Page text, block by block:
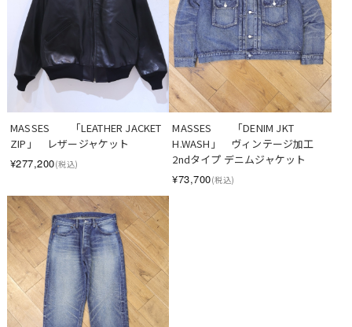
MASSES　　「LEATHER JACKET
ZIP」　レザージャケット
¥277,200(税込)
MASSES　　「DENIM JKT
H.WASH」　ヴィンテージ加工
2ndタイプ デニムジャケット
¥73,700(税込)